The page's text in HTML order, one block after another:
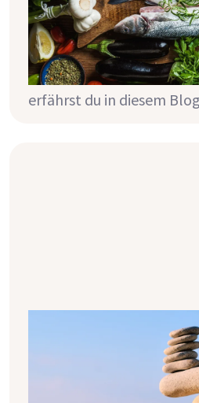
mediterranen Diät oder
gehört. Doch was
darunter? Wieso ist diese
und deine Niere:n? Das
erfährst du in diesem
Phosphatbinder –
Eine phosphatarme Diät
Nierenkrankheit helfen